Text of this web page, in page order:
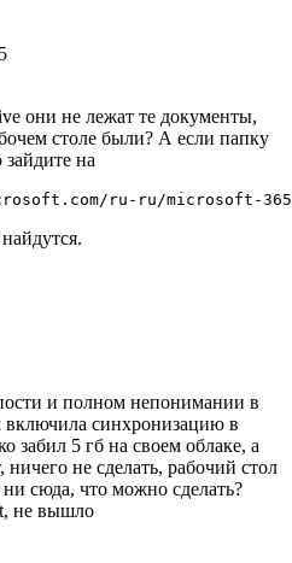
они не лежат те документы,
столе были? А если папку
зайдите на
ru-ru/microsoft-
и полном непонимании в
включила синхронизацию в
забил 5 гб на своем облаке, а
не сделать, рабочий стол
сюда, что можно сделать?
не вышло